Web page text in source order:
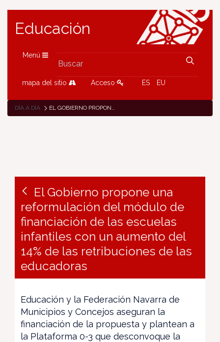
Educación
Menú
mapa del sitio Acceso ES EU
DÍA A DÍA EL GOBIERNO PROPONE UNA REFORMULACIÓN DEL MÓDULO DE FINANCIACIÓN DE LAS ESCUELAS INFANTILES CON UN AUMENTO DEL 14% DE LAS RETRIBUCIONES DE LAS EDUCADORAS
El Gobierno propone una
reformulación del módulo de
financiación de las escuelas
infantiles con un aumento del
14% de las retribuciones de las
educadoras
Educación y la Federación Navarra de
Municipios y Concejos aseguran la
financiación de la propuesta y plantean a
la Plataforma 0-3 que desconvoque la